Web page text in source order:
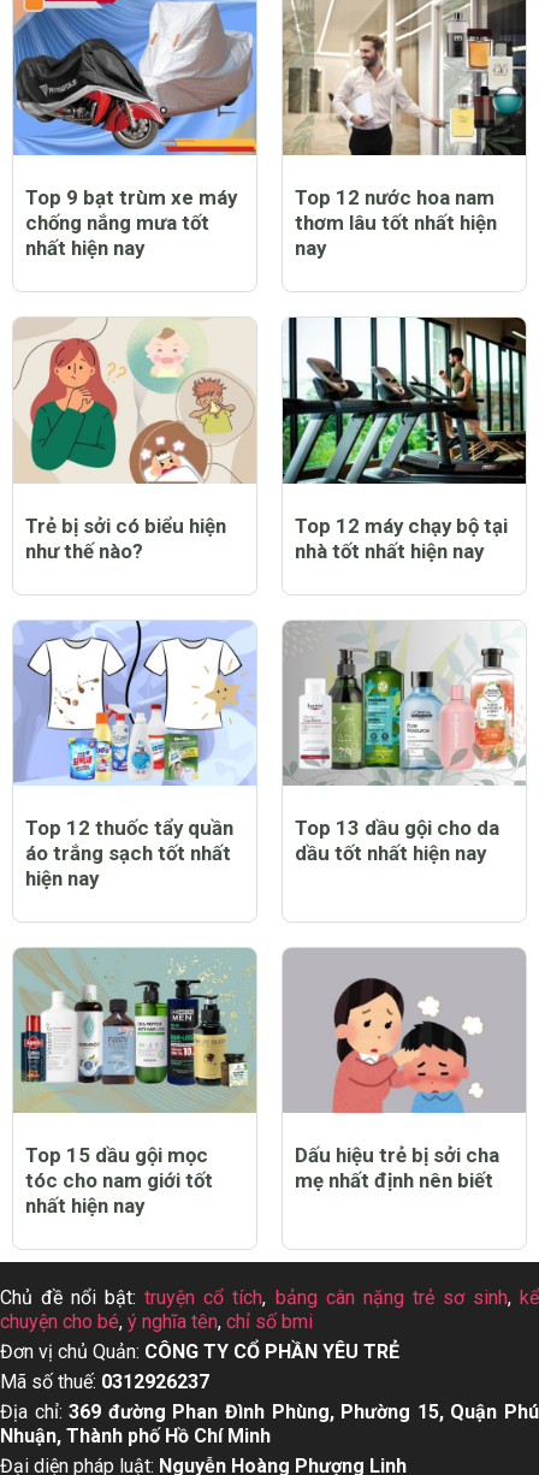
phòng sởi được không
và lưu ý dành cho cha
mẹ
không và lời giải đáp
đầy bất ngờ
Top 9 bạt trùm xe máy
chống nắng mưa tốt
nhất hiện nay
Top 12 nước hoa nam
thơm lâu tốt nhất hiện
nay
Trẻ bị sởi có biểu hiện
như thế nào?
Top 12 máy chạy bộ tại
nhà tốt nhất hiện nay
Top 12 thuốc tẩy quần
áo trắng sạch tốt nhất
hiện nay
Top 13 dầu gội cho da
dầu tốt nhất hiện nay
Top 15 dầu gội mọc
tóc cho nam giới tốt
nhất hiện nay
Dấu hiệu trẻ bị sởi cha
mẹ nhất định nên biết
Chủ đề nổi bật:truyện cổ tích,